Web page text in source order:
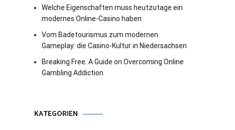
Welche Eigenschaften muss heutzutage ein
modernes Online-Casino haben
Vom Badetourismus zum modernen
Gameplay: die Casino-Kultur in Niedersachsen
Breaking Free: A Guide on Overcoming Online
Gambling Addiction
KATEGORIEN